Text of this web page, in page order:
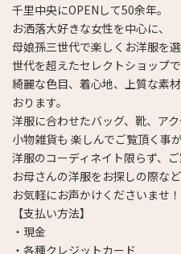
千里中央にOPENして50余年。
お洒落大好きな女性を中心に、
母娘孫三世代で楽しくお洋服を
世代を超えたセレクトショップで
綺麗な色目、着心地、上質な素
おります。
洋服に合わせたバッグ、靴、ア
小物雑貨も 楽しんでご覧頂く事
洋服のコーディネイト限らず、ご
お母さんの洋服をお探しの際な
お気軽にお声かけくださいませ！
【支払い方法】
・現金
・各種クレジットカード